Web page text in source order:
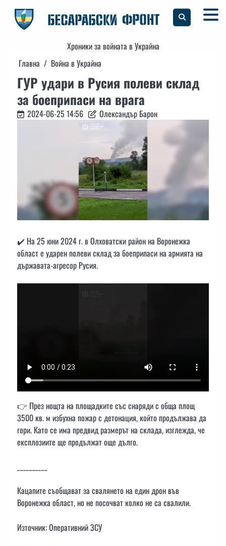
content
Хроники за войната в Украйна
Главна
Война в Украйна
ГУР удари в Русия полеви склад
за боеприпаси на врага
2024-06-25 14:56 Олександър Барон
✔️ На 25 юни 2024 г. в Олховатски район на Воронежка
област е ударен полеви склад за боеприпаси на армията на
държавата-агресор Русия.
👉 През нощта на площадките със снаряди с обща площ
3500 кв. м избухна пожар с детонация, който продължава да
гори. Като се има предвид размерът на склада, изглежда, че
експлозиите ще продължат още дълго.
Кацапите съобщават за свалянето на един дрон във
Воронежка област, но не посочват колко не са свалили.
Източник: Оперативний ЗСУ